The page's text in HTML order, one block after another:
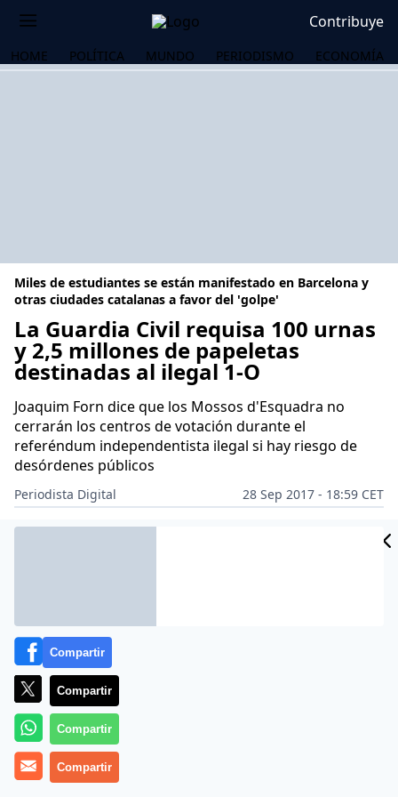
Contribuye
HOME POLÍTICA MUNDO PERIODISMO ECONOMÍA
Miles de estudiantes se están manifestado en Barcelona y
otras ciudades catalanas a favor del 'golpe'
La Guardia Civil requisa 100 urnas
y 2,5 millones de papeletas
destinadas al ilegal 1-O
Joaquim Forn dice que los Mossos d'Esquadra no
cerrarán los centros de votación durante el
referéndum independentista ilegal si hay riesgo de
desórdenes públicos
Periodista Digital
28 Sep 2017 - 18:59 CET
Archivado en: BARCELONA
Compartir
Compartir
Compartir
Compartir